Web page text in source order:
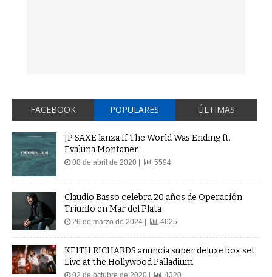
FACEBOOK POPULARES ÚLTIMAS
JP SAXE lanza If The World Was Ending ft.
Evaluna Montaner
08 de abril de 2020 | 5594
Claudio Basso celebra 20 años de Operación
Triunfo en Mar del Plata
26 de marzo de 2024 | 4625
KEITH RICHARDS anuncia super deluxe box set
Live at the Hollywood Palladium
02 de octubre de 2020 | 4320